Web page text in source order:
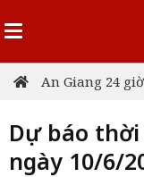
An Giang 24 giờ
Dự báo
ngày 10/6/